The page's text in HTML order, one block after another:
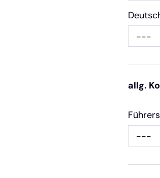
---
allg.
---